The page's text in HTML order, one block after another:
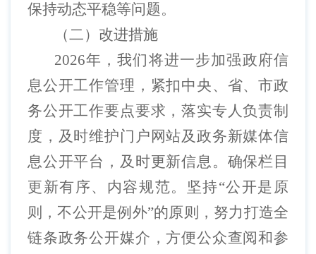
保持动态平稳等问题。
（二）改进措施
2026年，我们将进一步加强政府信
息公开工作管理，紧扣中央、省、市政
务公开工作要点要求，落实专人负责制
度，及时维护门户网站及政务新媒体信
息公开平台，及时更新信息。确保栏目
更新有序、内容规范。坚持“公开是原
则，不公开是例外”的原则，努力打造全
链条政务公开媒介，方便公众查阅和参